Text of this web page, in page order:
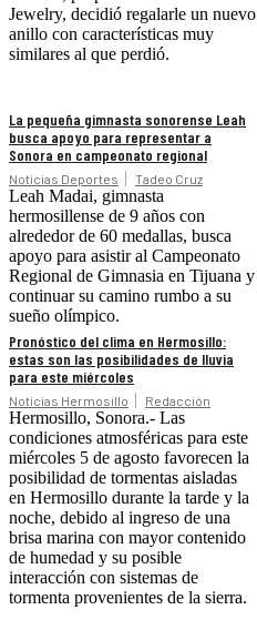
Jewelry, decidió regalarle un nuevo
anillo con características muy
similares al que perdió.
La pequeña gimnasta sonorense Leah
busca apoyo para representar a
Sonora en campeonato regional
Noticias Deportes Tadeo Cruz
Leah Madai, gimnasta
hermosillense de 9 años con
alrededor de 60 medallas, busca
apoyo para asistir al Campeonato
Regional de Gimnasia en Tijuana y
continuar su camino rumbo a su
sueño olímpico.
Pronóstico del clima en Hermosillo:
estas son las posibilidades de lluvia
para este miércoles
Noticias Hermosillo Redacción
Hermosillo, Sonora.- Las
condiciones atmosféricas para este
miércoles 5 de agosto favorecen la
posibilidad de tormentas aisladas
en Hermosillo durante la tarde y la
noche, debido al ingreso de una
brisa marina con mayor contenido
de humedad y su posible
interacción con sistemas de
tormenta provenientes de la sierra.